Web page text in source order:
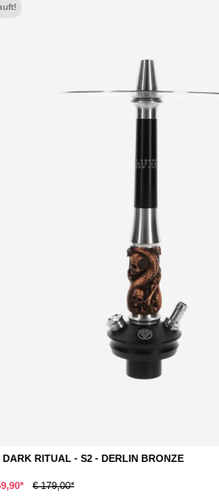
DARK RITUAL - S2 - DERLIN BRONZE
€ 179,00*
DETAILS